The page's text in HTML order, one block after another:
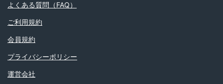
よくある質問（FAQ）
ご利用規約
会員規約
プライバシーポリシー
運営会社